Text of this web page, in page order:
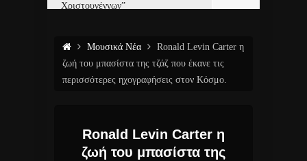
Χριστουγέννων”
Μουσικά Νέα
Ronald Levin Carter η
ζωή του μπασίστα της τζάζ που έκανε τις
περισσότερες ηχογραφήσεις στον Κόσμο.
Ronald Levin Carter η
ζωή του μπασίστα της